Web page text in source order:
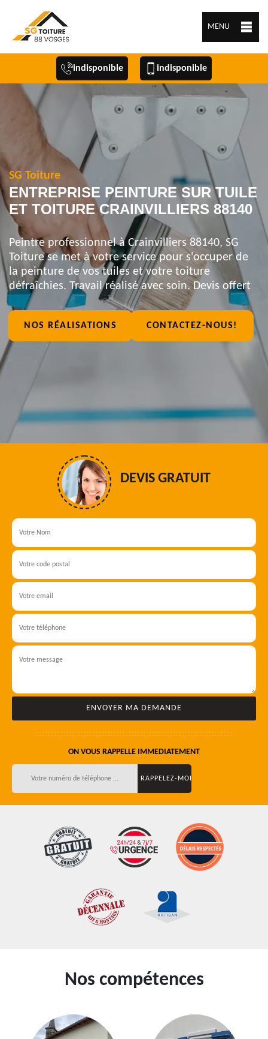
MENU
indisponible indisponible
SG Toiture
ENTREPRISE PEINTURE SUR TUILE
ET TOITURE CRAINVILLIERS 88140
Peintre professionnel à Crainvilliers 88140, SG
Toiture se met à votre service pour s'occuper de
la peinture de vos tuiles et votre toiture
défraîchies. Travail réalisé avec soin. Devis offert
NOS RÉALISATIONS CONTACTEZ-NOUS!
DEVIS GRATUIT
ON VOUS RAPPELLE IMMEDIATEMENT
Nos compétences